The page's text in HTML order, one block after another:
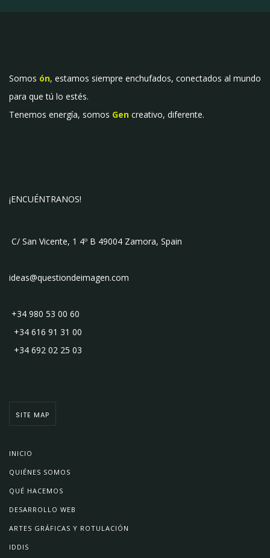
Somos ón, estamos siempre enchufados, conectados al mundo
para que tú lo estés.
Tenemos energía, somos Gen creativo, diferente.
¡ENCUÉNTRANOS!
C/ San Vicente, 1 4º B 49004 Zamora, Spain
ideas@questiondeimagen.com
+34 980 53 00 60
+34 616 91 31 00
+34 692 02 25 03
SITE MAP
INICIO
QUIÉNES SOMOS
QUÉ HACEMOS
DESARROLLO WEB
ARTES GRÁFICAS Y ROTULACIÓN
IDDIS